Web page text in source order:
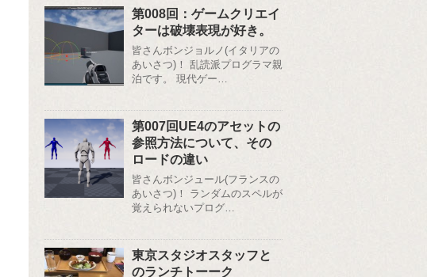
第008回：ゲームクリエイ
ターは破壊表現が好き。
皆さんボンジョルノ(イタリアの
あいさつ)！ 乱読派プログラマ親
泊です。 現代ゲー…
第007回UE4のアセットの
参照方法について、その
ロードの違い
皆さんボンジュール(フランスの
あいさつ)！ ランダムのスペルが
覚えられないプログ…
東京スタジオスタッフと
のランチトーーク